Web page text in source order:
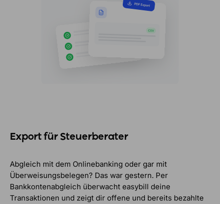
Export für Steuerberater
Abgleich mit dem Onlinebanking oder gar mit
Überweisungsbelegen? Das war gestern. Per
Bankkontenabgleich überwacht easybill deine
Transaktionen und zeigt dir offene und bereits bezahlte